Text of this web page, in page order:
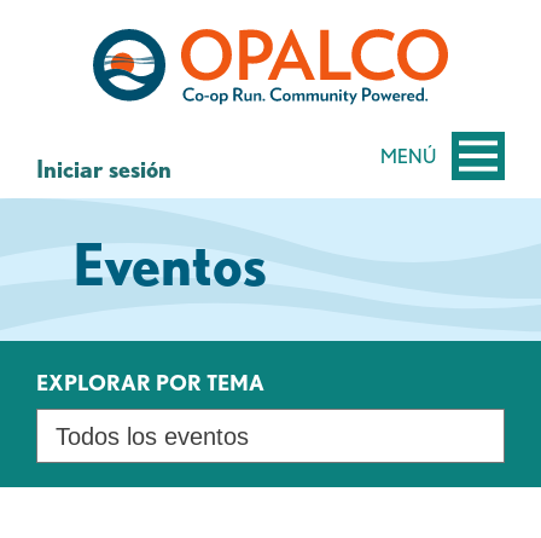
contenido
MENÚ
Iniciar sesión
Eventos
EXPLORAR POR TEMA